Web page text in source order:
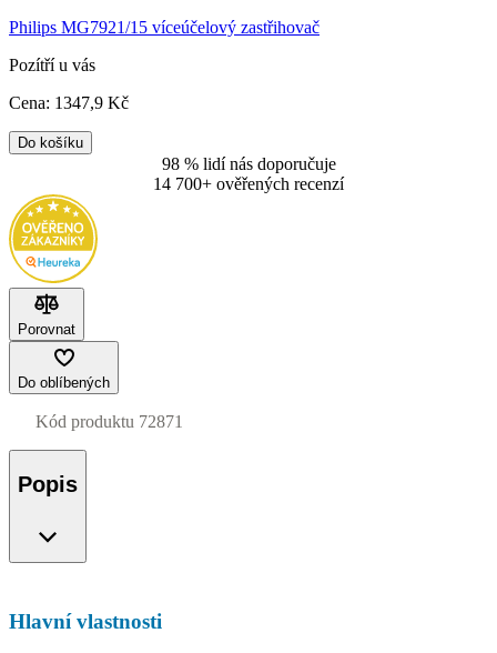
Philips MG7921/15 víceúčelový zastřihovač
Pozítří u vás
Cena: 1347,9 Kč
Do košíku
98 % lidí nás doporučuje
14 700+ ověřených recenzí
Porovnat
Do oblíbených
Kód produktu 72871
Popis
Hlavní vlastnosti